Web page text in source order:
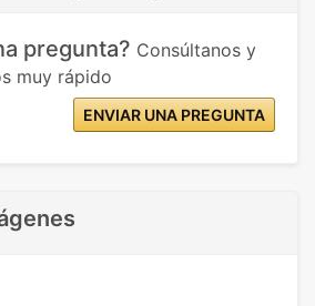
pregunta? Consúltanos y
muy rápido
ENVIAR UNA PREGUNTA